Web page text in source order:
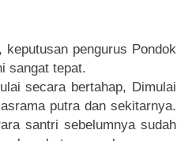
pengurus Pondok
sangat tepat.
secara bertahap, Dimulai
putra dan sekitarnya.
santri sebelumnya sudah